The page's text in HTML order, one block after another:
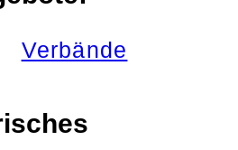
Verbände